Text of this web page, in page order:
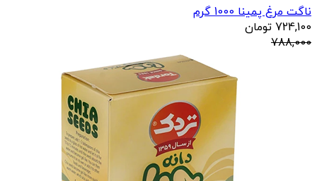
ناگت مرغ پمینا 1000 گرم
724,100 تومان
788,000